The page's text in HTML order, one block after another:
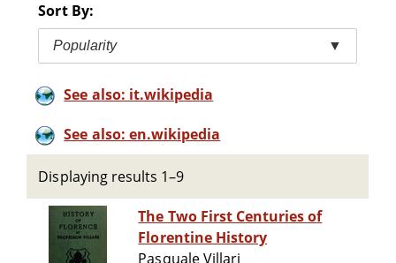
Sort By:
Popularity ▼
See also: it.wikipedia
See also: en.wikipedia
Displaying results 1–9
The Two First Centuries of
Florentine History
Pasquale Villari